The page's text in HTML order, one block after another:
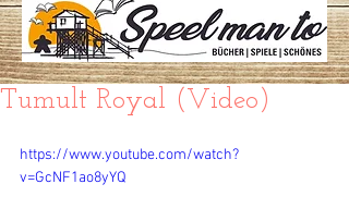
Tumult Royal (Video)
https://www.youtube.com/watch?
v=GcNF1ao8yYQ